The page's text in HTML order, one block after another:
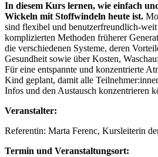
In diesem Kurs lernen, wie einfach
Wickeln mit Stoffwindeln heute ist.
sind flexibel und benutzerfreundlich-
komplizierten Methoden früherer
die verschiedenen Systeme, deren
Gesundheit sowie über Kosten,
Für eine entspannte und konzentrierte
Kind geplant, damit alle
Infos und den Austausch konzentrieren
Veranstalter:
Referentin: Marta Ferenc, Kursleiterin
Termin und Veranstaltungsort: